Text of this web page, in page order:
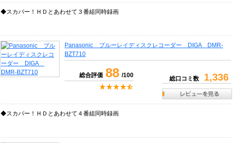
◆スカパー！ＨＤとあわせて３番組同時録画
Panasonic ブルーレイディスクレコーダー DIGA DMR-
BZT710
総合評価 88 /100 総口コミ数 1,336
◆スカパー！ＨＤとあわせて４番組同時録画